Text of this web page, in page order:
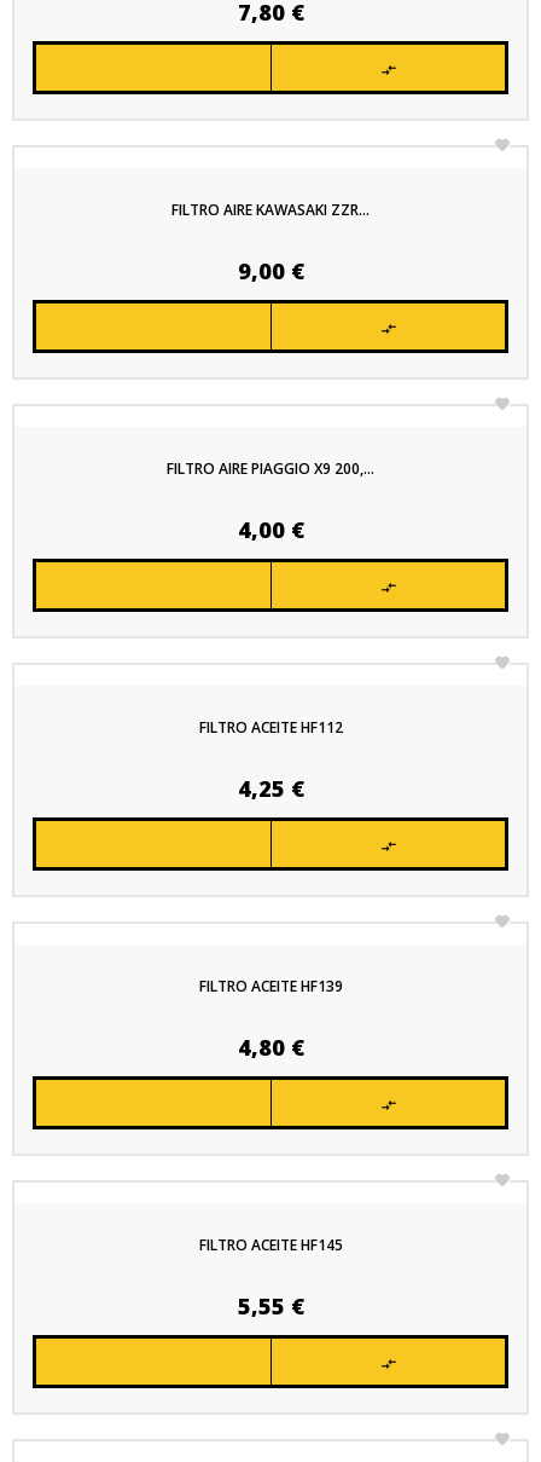
Precio
7,80 €


FILTRO AIRE KAWASAKI ZZR...
Precio
9,00 €


FILTRO AIRE PIAGGIO X9 200,...
Precio
4,00 €


FILTRO ACEITE HF112
Precio
4,25 €


FILTRO ACEITE HF139
Precio
4,80 €


FILTRO ACEITE HF145
Precio
5,55 €

